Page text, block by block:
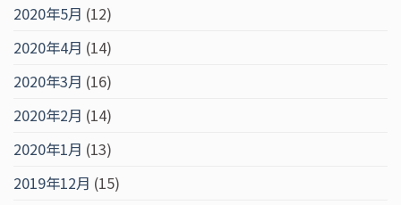
2020年5月 (12)
2020年4月 (14)
2020年3月 (16)
2020年2月 (14)
2020年1月 (13)
2019年12月 (15)